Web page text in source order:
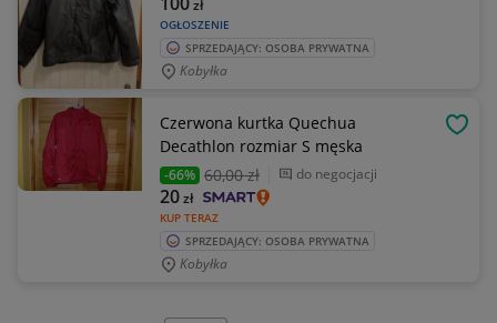
OGŁOSZENIE
zł
SPRZEDAJĄCY: OSOBA PRYWATNA
Kobyłka
Czerwona kurtka Quechua
Decathlon rozmiar S męska
-66% 60,00 zł do negocjacji
KUP TERAZ
20zł
SPRZEDAJĄCY: OSOBA PRYWATNA
Kobyłka